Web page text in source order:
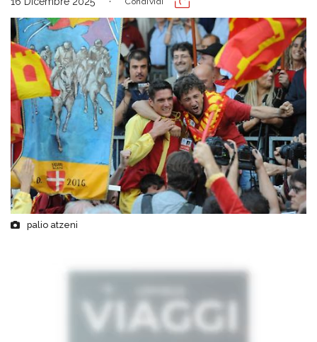
palio atzeni